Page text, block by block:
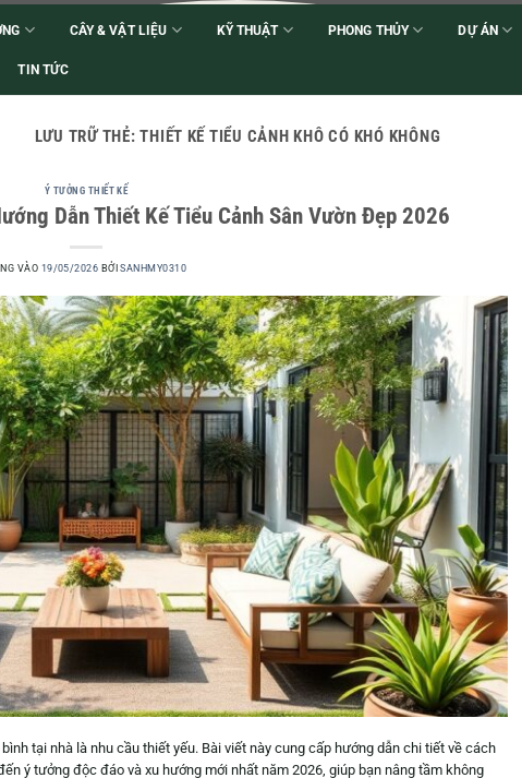
CÂY & VẬT LIỆU KỸ THUẬT PHONG THỦY DỰ ÁN
TIN TỨC
LƯU TRỮ THẺ:THIẾT KẾ TIỂU CẢNH KHÔ CÓ KHÓ KHÔNG
Ý TƯỞNG THIẾT KẾ
Dẫn Thiết Kế Tiểu Cảnh Sân Vườn Đẹp 2026
VÀO 19/05/2026 BỞISANHMY0310
tại nhà là nhu cầu thiết yếu. Bài viết này cung cấp hướng dẫn chi tiết về cách
ý tưởng độc đáo và xu hướng mới nhất năm 2026, giúp bạn nâng tầm không